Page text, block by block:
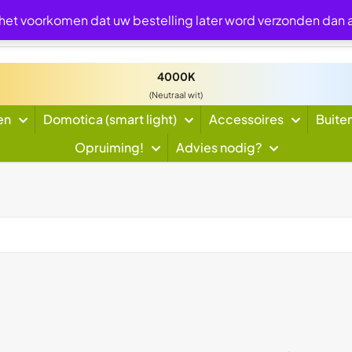
4000K
(Neutraal wit)
Domotica (smart light) Accessoires
Opruiming!
Advies nodig?
voorkomen dat uw bestelling later word verzonden dan